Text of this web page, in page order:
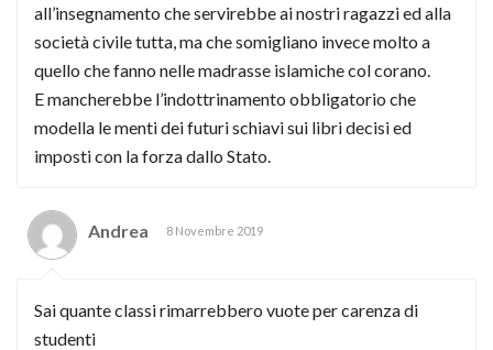
all’insegnamento che servirebbe ai nostri ragazzi ed alla
società civile tutta, ma che somigliano invece molto a
quello che fanno nelle madrasse islamiche col corano.
E mancherebbe l’indottrinamento obbligatorio che
modella le menti dei futuri schiavi sui libri decisi ed
imposti con la forza dallo Stato.
Andrea 8 Novembre 2019
Sai quante classi rimarrebbero vuote per carenza di
studenti